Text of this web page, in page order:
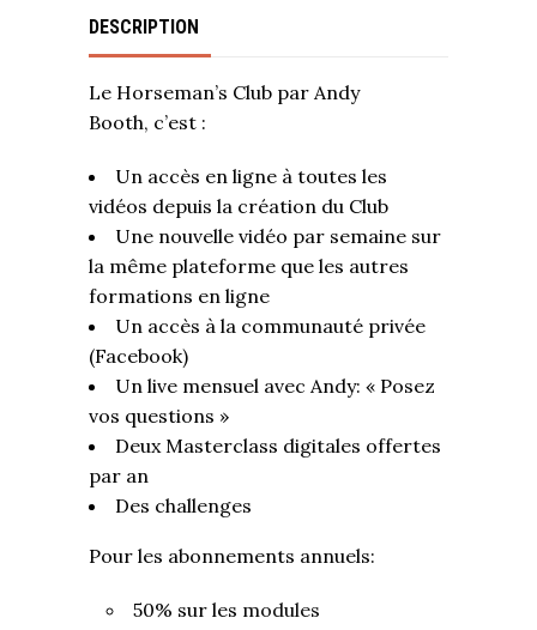
DESCRIPTION
Le Horseman’s Club par Andy
Booth, c’est :
Un accès en ligne à toutes les
vidéos depuis la création du Club
Une nouvelle vidéo par semaine sur
la même plateforme que les autres
formations en ligne
Un accès à la communauté privée
(Facebook)
Un live mensuel avec Andy: « Posez
vos questions »
Deux Masterclass digitales offertes
par an
Des challenges
Pour les abonnements annuels:
50% sur les modules